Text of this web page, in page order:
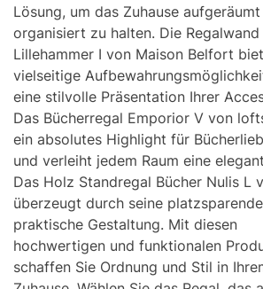
Lösung, um das Zuhause
organisiert zu halten. Die Regalwand
Lillehammer I von Maison Belfort
vielseitige
eine stilvolle Präsentation Ihrer
Das Bücherregal Emporior V von
ein absolutes Highlight für
und verleiht jedem Raum eine
Das Holz Standregal Bücher Nulis L
überzeugt durch seine
praktische Gestaltung. Mit diesen
hochwertigen und funktionalen
schaffen Sie Ordnung und Stil in